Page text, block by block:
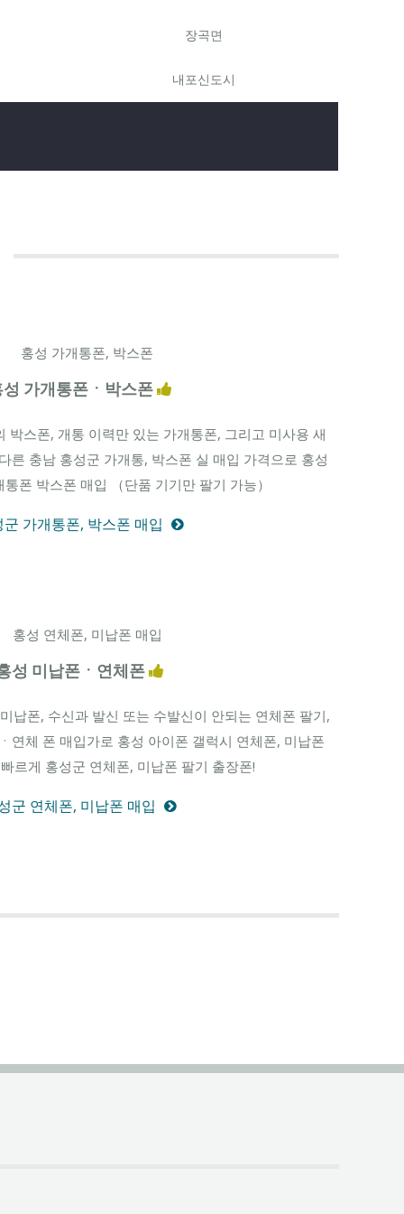
장곡면
내포신도시
가개통폰ㆍ박스폰
박스폰, 개통 이력만 있는 가개통폰, 그리고 미사용 새
른 충남 홍성군 가개통, 박스폰 실 매입 가격으로 홍성
폰 박스폰 매입 （단품 기기만 팔기 가능）
군 가개통폰, 박스폰 매입
성 미납폰ㆍ연체폰
납폰, 수신과 발신 또는 수발신이 안되는 연체폰 팔기,
연체 폰 매입가로 홍성 아이폰 갤럭시 연체폰, 미납폰
르게 홍성군 연체폰, 미납폰 팔기 출장폰!
군 연체폰, 미납폰 매입